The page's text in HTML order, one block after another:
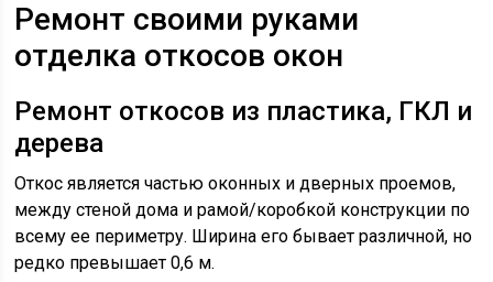
Ремонт своими руками
отделка откосов окон
Ремонт откосов из пластика, ГКЛ и
дерева
Откос является частью оконных и дверных проемов,
между стеной дома и рамой/коробкой конструкции по
всему ее периметру. Ширина его бывает различной, но
редко превышает 0,6 м.